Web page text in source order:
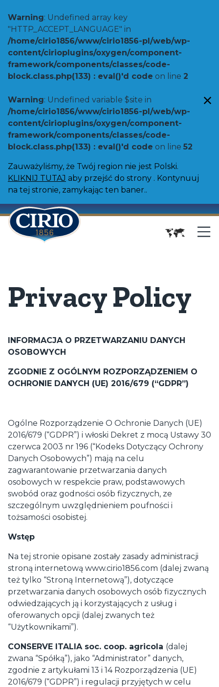
Warning: Undefined array key
"HTTP_ACCEPT_LANGUAGE" in
/home/cirio1856/www/cirio1856-pl/web/wp-
content/cirioplugins/oxygen/component-
framework/components/classes/code-
block.class.php(133) : eval()'d code on line 2
Warning: Undefined variable $site in
/home/cirio1856/www/cirio1856-pl/web/wp-
content/cirioplugins/oxygen/component-
framework/components/classes/code-
block.class.php(133) : eval()'d code on line 52
Zauważyliśmy, że Twój region nie jest Polski.
KLIKNIJ TUTAJ aby przejść do strony . Kontynuuj
na tej stronie, zamykając ten baner..
Privacy Policy
INFORMACJA O PRZETWARZANIU DANYCH
OSOBOWYCH
ZGODNIE Z OGÓLNYM ROZPORZĄDZENIEM O
OCHRONIE DANYCH (UE) 2016/679 (“GDPR”)
Ogólne Rozporządzenie O Ochronie Danych (UE)
2016/679 (“GDPR”) i włoski Dekret z mocą Ustawy 30
czerwca 2003 nr 196 (“Kodeks Dotyczący Ochrony
Danych Osobowych”) mają na celu
zagwarantowanie przetwarzania danych
osobowych w respekcie praw, podstawowych
swobód oraz godności osób fizycznych, ze
szczególnym uwzględnieniem poufności i
tożsamości osobistej.
Wstęp
Na tej stronie opisane zostały zasady administracji
stroną internetową www.cirio1856.com (dalej zwaną
też tylko “Stroną Internetową”), dotyczące
przetwarzania danych osobowych osób fizycznych
odwiedzających ją i korzystających z usług i
oferowanych opcji (dalej zwanych też
“Użytkownikami”).
CONSERVE ITALIA soc. coop. agricola (dalej
zwana “Spółką”), jako “Administrator” danych,
zgodnie z artykułami 13 i 14 Rozporządzenia (UE)
2016/679 (“GDPR”) i regulacji przyjętych w celu